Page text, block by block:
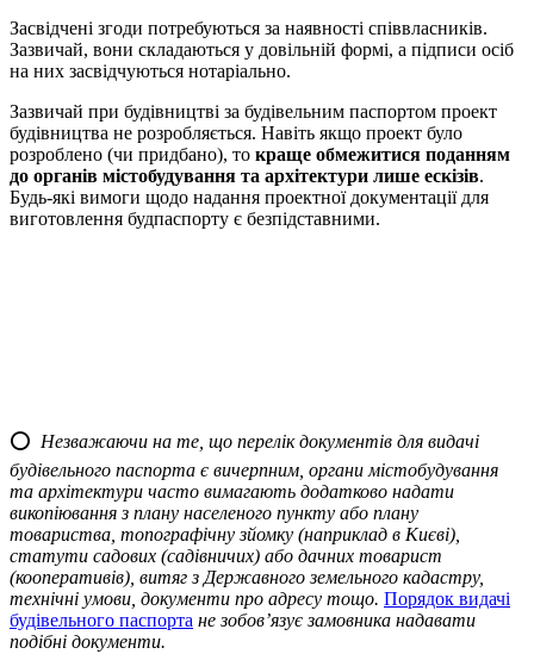
Засвідчені згоди потребуються за наявності співвласників.
Зазвичай, вони складаються у довільній формі, а підписи осіб
на них засвідчуються нотаріально.
Зазвичай при будівництві за будівельним паспортом проект
будівництва не розробляється. Навіть якщо проект було
розроблено (чи придбано), то краще обмежитися поданням
до органів містобудування та архітектури лише ескізів.
Будь-які вимоги щодо надання проектної документації для
виготовлення будпаспорту є безпідставними.
⭕️ Незважаючи на те, що перелік документів для видачі
будівельного паспорта є вичерпним, органи містобудування
та архітектури часто вимагають додатково надати
викопіювання з плану населеного пункту або плану
товариства, топографічну зйомку (наприклад в Києві),
статути садових (садівничих) або дачних товарист
(кооперативів), витяг з Державного земельного кадастру,
технічні умови, документи про адресу тощо. Порядок видачі
будівельного паспорта не зобов’язує замовника надавати
подібні документи.